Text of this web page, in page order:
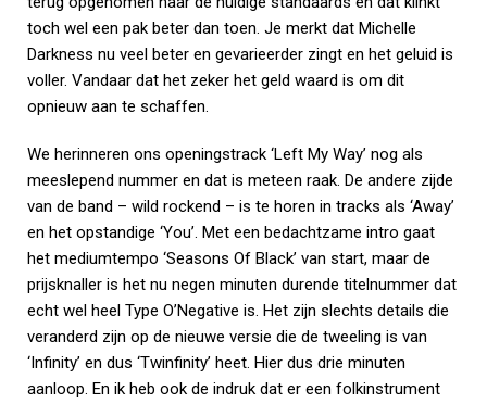
toch wel een pak beter dan toen. Je merkt dat Michelle
Darkness nu veel beter en gevarieerder zingt en het geluid is
voller. Vandaar dat het zeker het geld waard is om dit
opnieuw aan te schaffen.
We herinneren ons openingstrack ‘Left My Way’ nog als
meeslepend nummer en dat is meteen raak. De andere zijde
van de band – wild rockend – is te horen in tracks als ‘Away’
en het opstandige ‘You’. Met een bedachtzame intro gaat
het mediumtempo ‘Seasons Of Black’ van start, maar de
prijsknaller is het nu negen minuten durende titelnummer dat
echt wel heel Type O’Negative is. Het zijn slechts details die
veranderd zijn op de nieuwe versie die de tweeling is van
‘Infinity’ en dus ‘Twinfinity’ heet. Hier dus drie minuten
aanloop. En ik heb ook de indruk dat er een folkinstrument